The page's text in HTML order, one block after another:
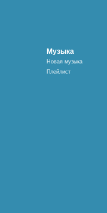
Музыка
Новая музыка
Плейлист